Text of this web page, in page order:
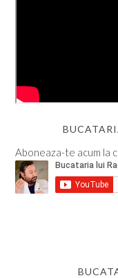
Aboneaza-te acum la